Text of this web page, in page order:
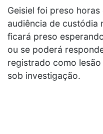
Geisiel foi preso
audiência de custódia
ficará preso
ou se poderá
registrado como
sob investigação.